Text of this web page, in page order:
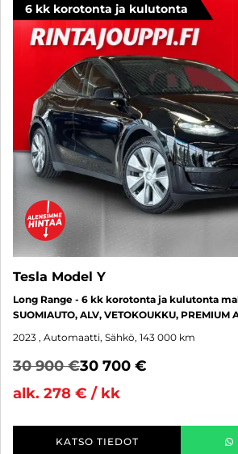
6 kk korotonta ja kulutonta
Tesla Model Y
Long Range - 6 kk korotonta ja kulutonta
SUOMIAUTO, ALV, VETOKOUKKU,
2023 , Automaatti, Sähkö, 143 000 km
30 900 €30 700 €
alk. 278 € / kk
KATSO TIEDOT